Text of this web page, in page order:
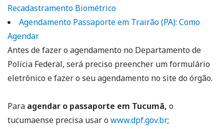
Recadastramento Biométrico
Agendamento Passaporte em Trairão (PA): Como
Agendar
Antes de fazer o agendamento no Departamento de
Polícia Federal, será preciso preencher um formulário
eletrônico e fazer o seu agendamento no site do órgão.
Para agendar o passaporte em Tucumã, o
tucumaense precisa usar o www.dpf.gov.br;